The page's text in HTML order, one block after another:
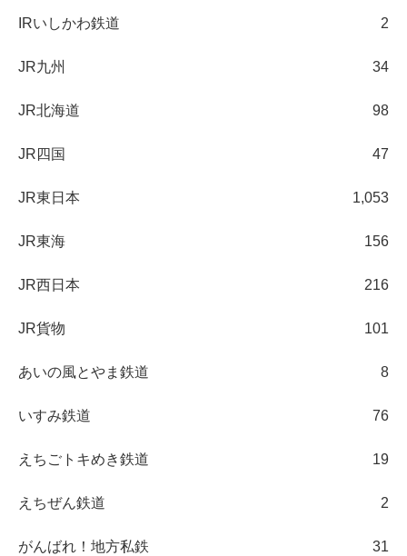
IRいしかわ鉄道 2
JR九州 34
JR北海道 98
JR四国 47
JR東日本 1,053
JR東海 156
JR西日本 216
JR貨物 101
あいの風とやま鉄道 8
いすみ鉄道 76
えちごトキめき鉄道 19
えちぜん鉄道 2
がんばれ！地方私鉄 31